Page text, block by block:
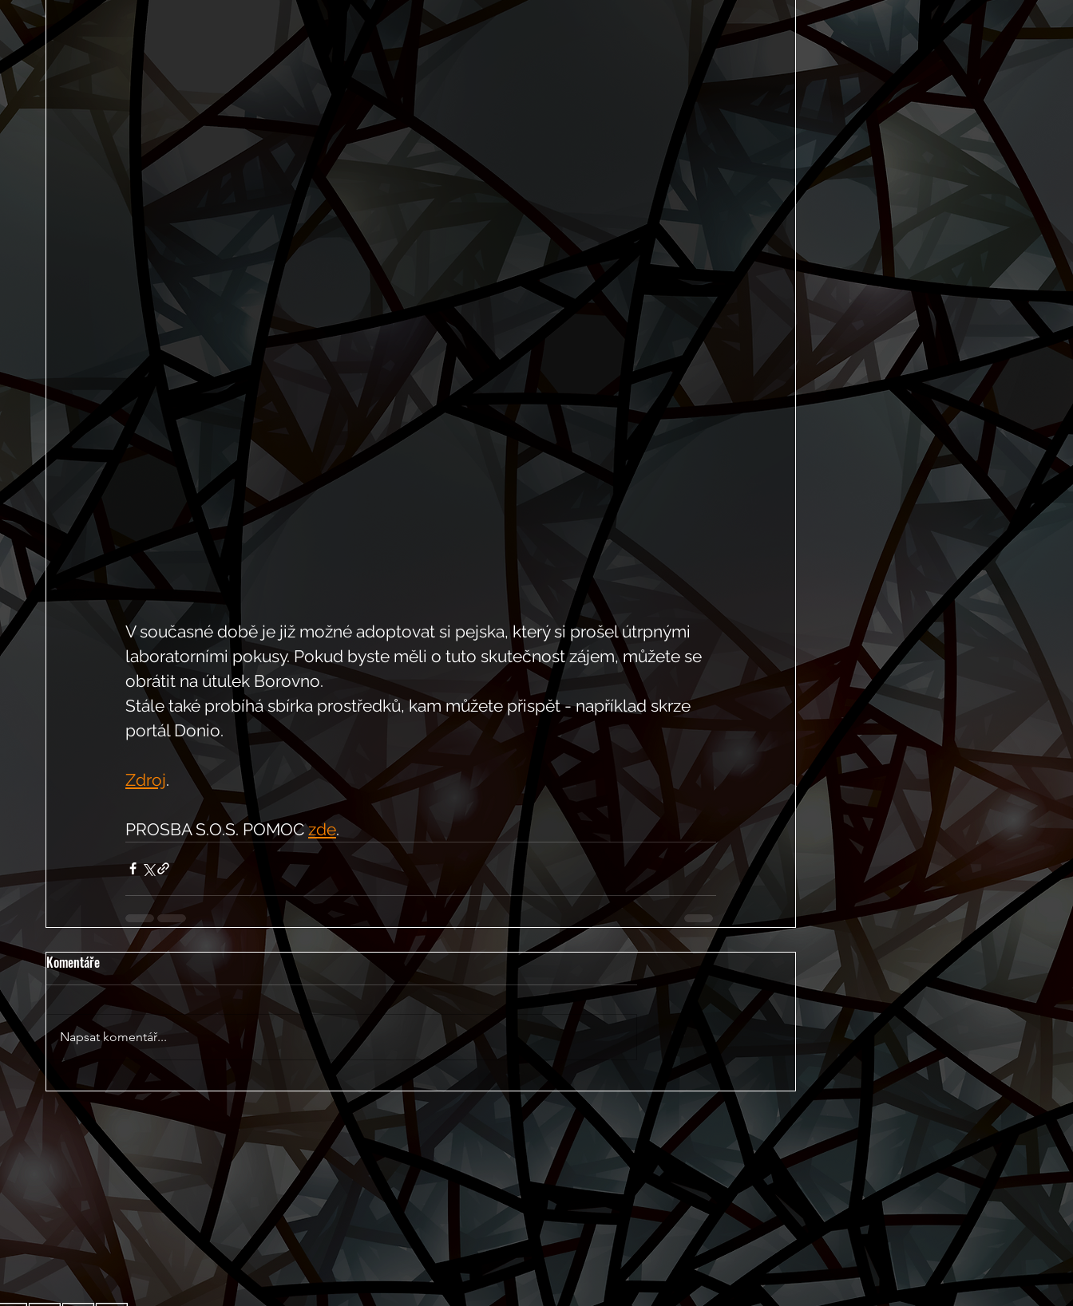
V současné době je již možné adoptovat si pejska, který si prošel útrpnými
laboratorními pokusy. Pokud byste měli o tuto skutečnost zájem, můžete se
obrátit na útulek Borovno.
Stále také probíhá sbírka prostředků, kam můžete přispět - například skrze
portál Donio.
Zdroj.
PROSBA S.O.S. POMOC zde.
Komentáře
Napsat komentář...